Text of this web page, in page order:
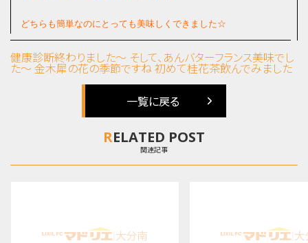
どちらも簡単なのにとっても美味しくできました☆
健康診断終わりました～ そして、あんバターフランス美味でし
た～金木犀の花の季節ですね 初めて桂花茶飲んでみました
一覧に戻る
RELATED POST
関連記事